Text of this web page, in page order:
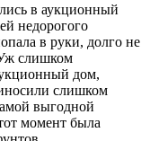
в аукционный
недорогого
в руки, долго не
слишком
дом,
слишком
выгодной
момент была